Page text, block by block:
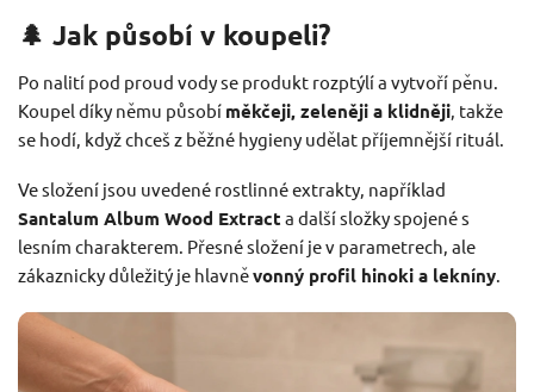
🌲 Jak působí v koupeli?
Po nalití pod proud vody se produkt rozptýlí a vytvoří pěnu.
Koupel díky němu působí měkčeji, zeleněji a klidněji , takže
se hodí, když chceš z běžné hygieny udělat příjemnější rituál.
Ve složení jsou uvedené rostlinné extrakty, například
Santalum Album Wood Extract a další složky spojené s
lesním charakterem. Přesné složení je v parametrech, ale
zákaznicky důležitý je hlavněvonný profil hinoki a lekníny